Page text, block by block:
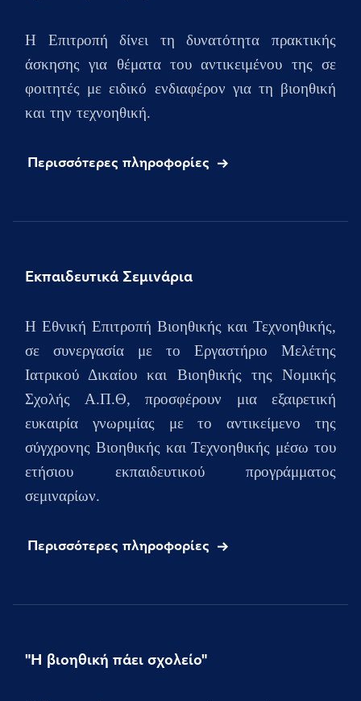
Η Επιτροπή δίνει τη δυνατότητα πρακτικής
άσκησης για θέματα του αντικειμένου της σε
φοιτητές με ειδικό ενδιαφέρον για τη βιοηθική
και την τεχνοηθική.
Περισσότερες πληροφορίες
Εκπαιδευτικά Σεμινάρια
H Εθνική Επιτροπή Βιοηθικής και Τεχνοηθικής,
σε συνεργασία με το Εργαστήριο Μελέτης
Ιατρικού Δικαίου και Βιοηθικής της Νομικής
Σχολής Α.Π.Θ, προσφέρουν μια εξαιρετική
ευκαιρία γνωριμίας με το αντικείμενο της
σύγχρονης Βιοηθικής και Τεχνοηθικής μέσω του
ετήσιου
εκπαιδευτικού προγράμματος
σεμιναρίων.
Περισσότερες πληροφορίες
"Η βιοηθική πάει σχολείο"